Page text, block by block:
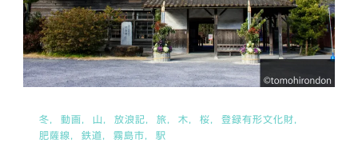
冬 動画 山 放浪記 旅 木 桜
登録有形文化財
肥薩線
鉄道 霧島市 駅